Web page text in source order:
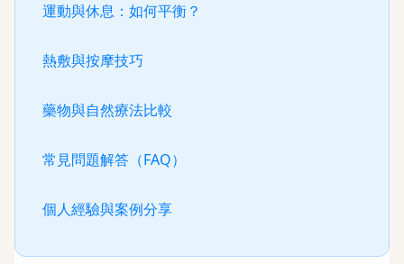
運動與休息：如何平衡？
熱敷與按摩技巧
藥物與自然療法比較
常見問題解答（FAQ）
個人經驗與案例分享